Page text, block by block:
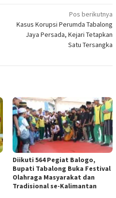
Pos berikutnya
Kasus Korupsi Perumda Tabalong
Jaya Persada, Kejari Tetapkan
Satu Tersangka
Diikuti 564 Pegiat Balogo,
Bupati Tabalong Buka Festival
Olahraga Masyarakat dan
Tradisional se-Kalimantan